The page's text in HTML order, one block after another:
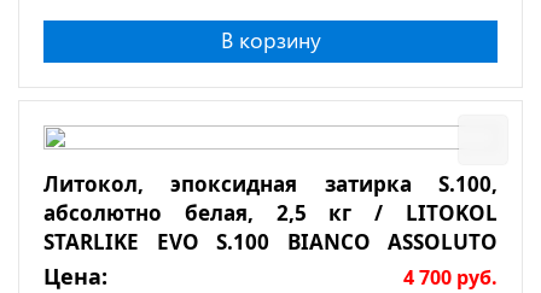
В корзину
Литокол, эпоксидная затирка S.100,
абсолютно белая, 2,5 кг / LITOKOL
STARLIKE EVO S.100 BIANCO ASSOLUTO
2,5кг
Цена: 4 700 руб.